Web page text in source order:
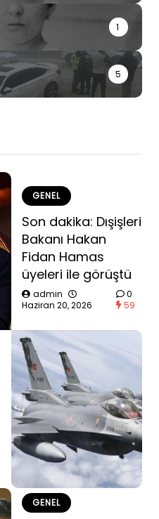
1
5
GENEL
Son dakika: Dışişleri
Bakanı Hakan
Fidan Hamas
üyeleri ile görüştü
admin
Haziran 20, 2026
0
59
GENEL